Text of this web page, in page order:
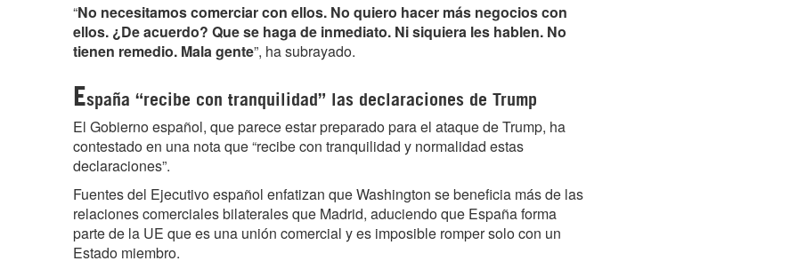
“No necesitamos comerciar con ellos. No quiero hacer más negocios con
ellos. ¿De acuerdo? Que se haga de inmediato. Ni siquiera les hablen. No
tienen remedio. Mala gente”, ha subrayado.
E spaña “recibe con tranquilidad” las declaraciones de Trump
El Gobierno español, que parece estar preparado para el ataque de Trump, ha
contestado en una nota que “recibe con tranquilidad y normalidad estas
declaraciones”.
Fuentes del Ejecutivo español enfatizan que Washington se beneficia más de las
relaciones comerciales bilaterales que Madrid, aduciendo que España forma
parte de la UE que es una unión comercial y es imposible romper solo con un
Estado miembro.